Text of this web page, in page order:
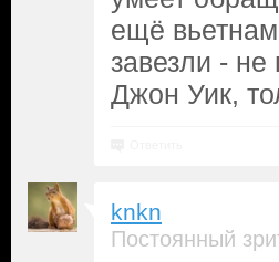
ещё
завезли -
Джон Уик,
knkn
Постоянный